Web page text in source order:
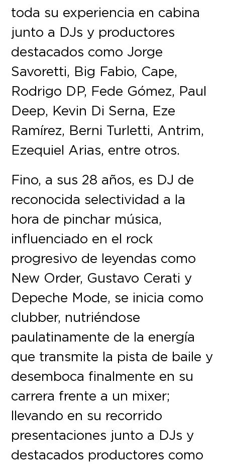
toda su experiencia en cabina
junto a DJs y productores
destacados como Jorge
Savoretti, Big Fabio, Cape,
Rodrigo DP, Fede Gómez, Paul
Deep, Kevin Di Serna, Eze
Ramírez, Berni Turletti, Antrim,
Ezequiel Arias, entre otros.
Fino, a sus 28 años, es DJ de
reconocida selectividad a la
hora de pinchar música,
influenciado en el rock
progresivo de leyendas como
New Order, Gustavo Cerati y
Depeche Mode, se inicia como
clubber, nutriéndose
paulatinamente de la energía
que transmite la pista de baile y
desemboca finalmente en su
carrera frente a un mixer;
llevando en su recorrido
presentaciones junto a DJs y
destacados productores como